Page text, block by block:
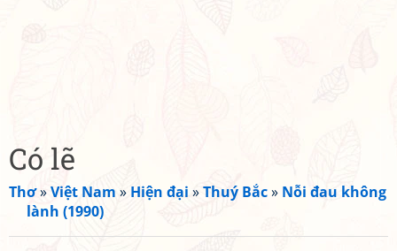
Có lẽ
Thơ»Việt Nam » Hiện đại »Thuý Bắc» Nỗi đau không
lành (1990)